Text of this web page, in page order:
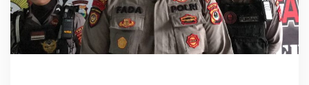
M
i
m